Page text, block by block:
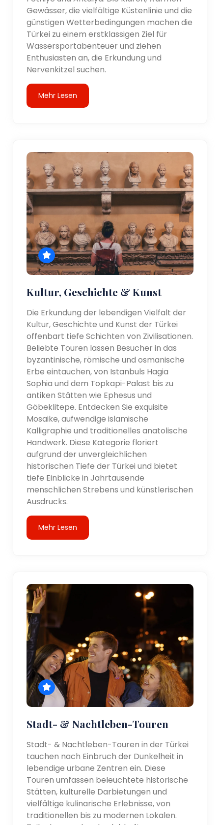
Gewässer, die vielfältige Küstenlinie und die
günstigen Wetterbedingungen machen die
Türkei zu einem erstklassigen Ziel für
Wassersportabenteuer und ziehen
Enthusiasten an, die Erkundung und
Nervenkitzel suchen.
Mehr Lesen
Kultur, Geschichte & Kunst
Die Erkundung der lebendigen Vielfalt der
Kultur, Geschichte und Kunst der Türkei
offenbart tiefe Schichten von Zivilisationen.
Beliebte Touren lassen Besucher in das
byzantinische, römische und osmanische
Erbe eintauchen, von Istanbuls Hagia
Sophia und dem Topkapi-Palast bis zu
antiken Stätten wie Ephesus und
Göbeklitepe. Entdecken Sie exquisite
Mosaike, aufwendige islamische
Kalligraphie und traditionelles anatolische
Handwerk. Diese Kategorie floriert
aufgrund der unvergleichlichen
historischen Tiefe der Türkei und bietet
tiefe Einblicke in Jahrtausende
menschlichen Strebens und künstlerischen
Ausdrucks.
Mehr Lesen
Stadt- & Nachtleben-Touren
Stadt- & Nachtleben-Touren in der Türkei
tauchen nach Einbruch der Dunkelheit in
lebendige urbane Zentren ein. Diese
Touren umfassen beleuchtete historische
Stätten, kulturelle Darbietungen und
vielfältige kulinarische Erlebnisse, von
traditionellen bis zu modernen Lokalen.